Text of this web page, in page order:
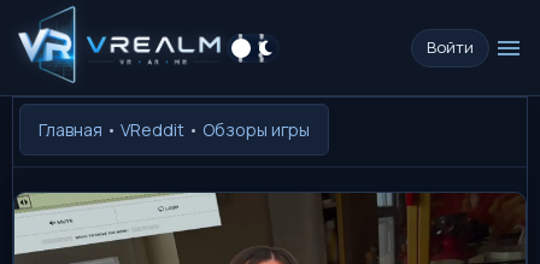
Войти menu
Главная • VReddit • Обзоры игры